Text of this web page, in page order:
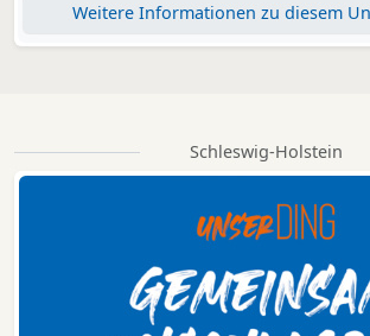
Weitere Informationen zu diesem
Schleswig-Holstein